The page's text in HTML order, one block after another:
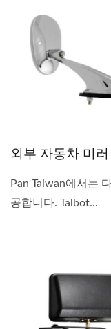
외부 자동차 미러
Pan Taiwan에서는
공합니다. Talbot...